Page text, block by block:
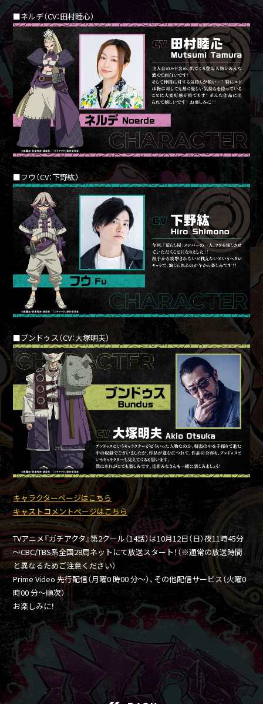
■ネルデ（CV：田村睦心）
■フウ（CV：下野紘）
■ブンドゥス（CV：大塚明夫）
キャラクターページはこちら
キャストコメントページはこちら
TVアニメ『ガチアクタ』第2クール（14話）は10月12日（日）夜11時45分
～CBC/TBS系全国28局ネットにて放送スタート！（※通常の放送時間
と異なるためご注意ください）
Prime Video 先行配信（月曜0 時00 分～）、その他配信サービス（火曜0
時00 分～順次）
お楽しみに！